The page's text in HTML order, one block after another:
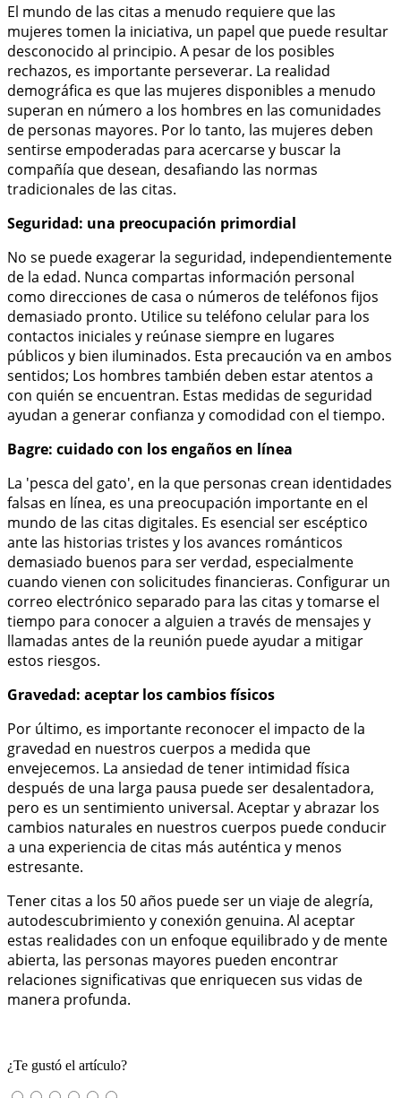
El mundo de las citas a menudo requiere que las
mujeres tomen la iniciativa, un papel que puede resultar
desconocido al principio. A pesar de los posibles
rechazos, es importante perseverar. La realidad
demográfica es que las mujeres disponibles a menudo
superan en número a los hombres en las comunidades
de personas mayores. Por lo tanto, las mujeres deben
sentirse empoderadas para acercarse y buscar la
compañía que desean, desafiando las normas
tradicionales de las citas.
Seguridad: una preocupación primordial
No se puede exagerar la seguridad, independientemente
de la edad. Nunca compartas información personal
como direcciones de casa o números de teléfonos fijos
demasiado pronto. Utilice su teléfono celular para los
contactos iniciales y reúnase siempre en lugares
públicos y bien iluminados. Esta precaución va en ambos
sentidos; Los hombres también deben estar atentos a
con quién se encuentran. Estas medidas de seguridad
ayudan a generar confianza y comodidad con el tiempo.
Bagre: cuidado con los engaños en línea
La 'pesca del gato', en la que personas crean identidades
falsas en línea, es una preocupación importante en el
mundo de las citas digitales. Es esencial ser escéptico
ante las historias tristes y los avances románticos
demasiado buenos para ser verdad, especialmente
cuando vienen con solicitudes financieras. Configurar un
correo electrónico separado para las citas y tomarse el
tiempo para conocer a alguien a través de mensajes y
llamadas antes de la reunión puede ayudar a mitigar
estos riesgos.
Gravedad: aceptar los cambios físicos
Por último, es importante reconocer el impacto de la
gravedad en nuestros cuerpos a medida que
envejecemos. La ansiedad de tener intimidad física
después de una larga pausa puede ser desalentadora,
pero es un sentimiento universal. Aceptar y abrazar los
cambios naturales en nuestros cuerpos puede conducir
a una experiencia de citas más auténtica y menos
estresante.
Tener citas a los 50 años puede ser un viaje de alegría,
autodescubrimiento y conexión genuina. Al aceptar
estas realidades con un enfoque equilibrado y de mente
abierta, las personas mayores pueden encontrar
relaciones significativas que enriquecen sus vidas de
manera profunda.
¿Te gustó el artículo?